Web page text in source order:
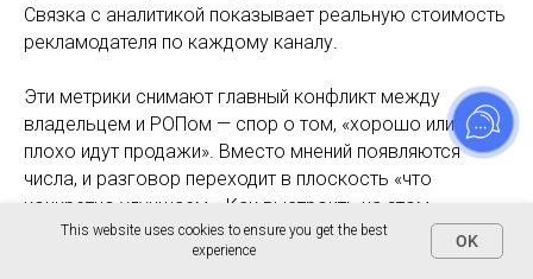
Связка с аналитикой показывает реальную стоимость
рекламодателя по каждому каналу.
Эти метрики снимают главный конфликт между
владельцем и РОПом — спор о том, «хорошо или
плохо идут продажи». Вместо мнений появляются
числа, и разговор переходит в плоскость «что
конкретно улучшаем». Как выстроить на этом
системное управление, мы разбираем в материале
как улучшить процесс управления продажами
This website uses cookies to ensure you get the best
experience
OK